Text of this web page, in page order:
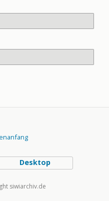
Desktop
siwiarchiv.de